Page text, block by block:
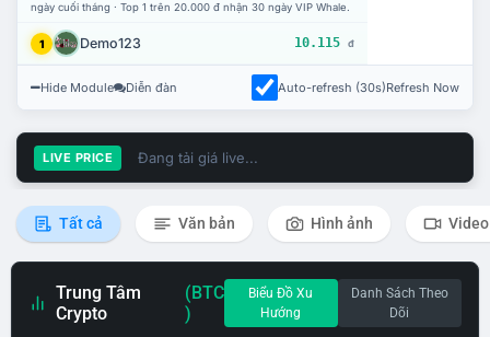
ngày cuối tháng · Top 1 trên 20.000 đ nhận 30 ngày VIP Whale.
1 Demo123 10.115 đ
Hide Module Diễn đàn Auto-refresh (30s)Refresh Now
LIVE PRICE Đang tải giá live...
Tất cả Văn bản Hình ảnh Video
Trung Tâm
Crypto
(BTC
)
Biểu Đồ Xu
Hướng
Danh Sách Theo
Dõi